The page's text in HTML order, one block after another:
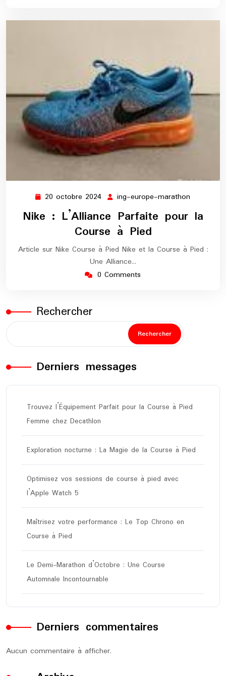
20 octobre 2024 20
octobre
2024
ing-europe-marathon
europe-
marathon
Nike : L’Alliance Parfaite pour la
Course à Pied
Article sur Nike Course à Pied Nike et la Course à Pied :
Une Alliance…
0 Comments
Rechercher
Rechercher
Derniers messages
Trouvez l’Équipement Parfait pour la Course à Pied
Femme chez Decathlon
Exploration nocturne : La Magie de la Course à Pied
Optimisez vos sessions de course à pied avec
l’Apple Watch 5
Maîtrisez votre performance : Le Top Chrono en
Course à Pied
Le Demi-Marathon d’Octobre : Une Course
Automnale Incontournable
Derniers commentaires
Aucun commentaire à afficher.